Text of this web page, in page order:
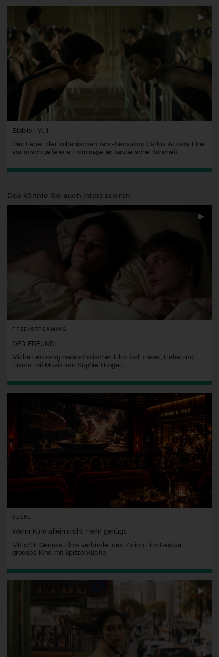
Biobic | Yuli
Das Leben der kubanischen Tanz-Sensation Carlos Acosta. Eine
stürmisch gefeierte Hommage an tänzerische Kühnheit.
Das könnte Sie auch interessieren
FREE-STREAMING
DER FREUND
Micha Lewinsky melancholischer Film: Tod, Trauer, Liebe und
Humor mit Musik von Sophie Hunger.
SZENE
Wenn Kino allein nicht mehr genügt
Mit «ZFF Genuss Film» verbindet das Zurich Film Festival
grosses Kino mit Spitzenküche.